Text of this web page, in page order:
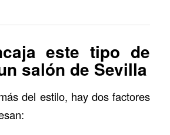
este tipo de
salón de Sevilla
del estilo, hay dos factores